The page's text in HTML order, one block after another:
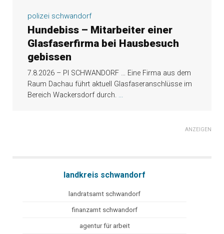
polizei schwandorf
Hundebiss – Mitarbeiter einer
Glasfaserfirma bei Hausbesuch
gebissen
7.8.2026 – PI SCHWANDORF … Eine Firma aus dem
Raum Dachau führt aktuell Glasfaseranschlüsse im
Bereich Wackersdorf durch. ...
ANZEIGEN
landkreis schwandorf
landratsamt schwandorf
finanzamt schwandorf
agentur für arbeit